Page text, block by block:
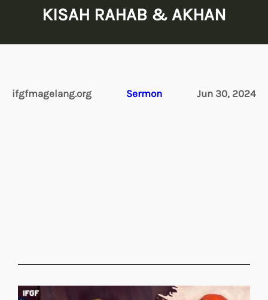
KISAH RAHAB & AKHAN
ifgfmagelang.org Sermon Jun 30, 2024